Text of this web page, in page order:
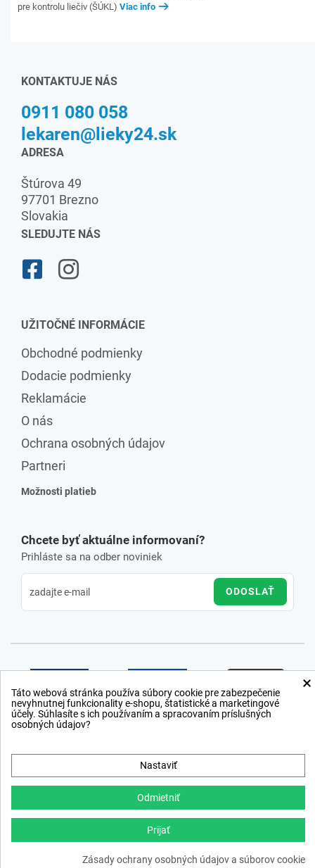
pre kontrolu liečiv (ŠÚKL) Viac info
KONTAKTUJE NÁS
0911 080 058
lekaren@lieky24.sk
ADRESA
Štúrova 49
97701 Brezno
Slovakia
SLEDUJTE NÁS
UŽITOČNÉ INFORMÁCIE
Obchodné podmienky
Dodacie podmienky
Reklamácie
O nás
Ochrana osobných údajov
Partneri
Možnosti platieb
Chcete byť aktuálne informovaní?
Prihláste sa na odber noviniek
ODOSLAŤ
Copyright © 2012 − 2026
webdesign,ppc›netsuccess.sk
×
Táto webová stránka používa súbory cookie pre zabezpečenie
nevyhnutnej funkcionality e-shopu, štatistické a marketingové
účely. Súhlasíte s ich používaním a spracovaním príslušných
osobných údajov?
Nastaviť
Odmietniť
Prijať
Zásady ochrany osobných údajov a súborov cookie